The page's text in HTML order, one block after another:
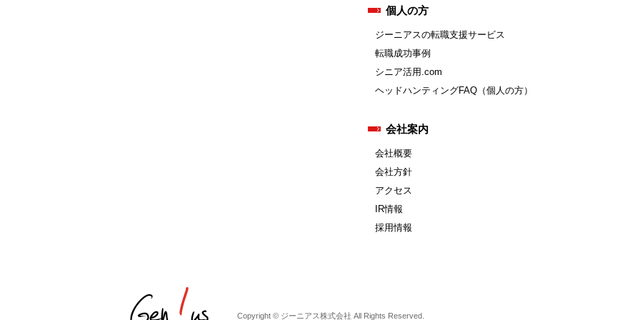
個人の方
ジーニアスの転職支援サービス
転職成功事例
シニア活用.com
ヘッドハンティングFAQ（個人の方）
会社案内
会社概要
会社方針
アクセス
IR情報
採用情報
Copyright © ジーニアス株式会社 All Rights Reserved.